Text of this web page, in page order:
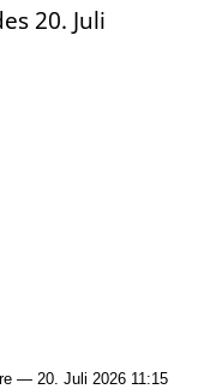
20. Juli
— 20. Juli 2026 11:15